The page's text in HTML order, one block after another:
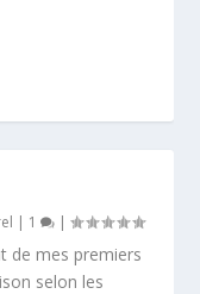
| 1 |
de mes premiers
selon les